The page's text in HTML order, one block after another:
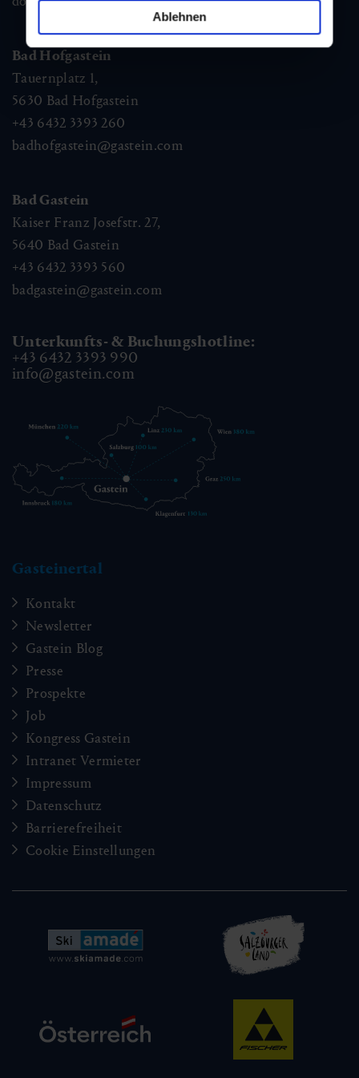
Ablehnen
Bad Hofgastein
Tauernplatz 1,
5630 Bad Hofgastein
+43 6432 3393 260
badhofgastein@gastein.com
Bad Gastein
Kaiser Franz Josefstr. 27,
5640 Bad Gastein
+43 6432 3393 560
badgastein@gastein.com
Unterkunfts- & Buchungshotline:
+43 6432 3393 990
info@gastein.com
Gasteinertal
Kontakt
Newsletter
Gastein Blog
Presse
Prospekte
Job
Kongress Gastein
Intranet Vermieter
Impressum
Datenschutz
Barrierefreiheit
Cookie Einstellungen